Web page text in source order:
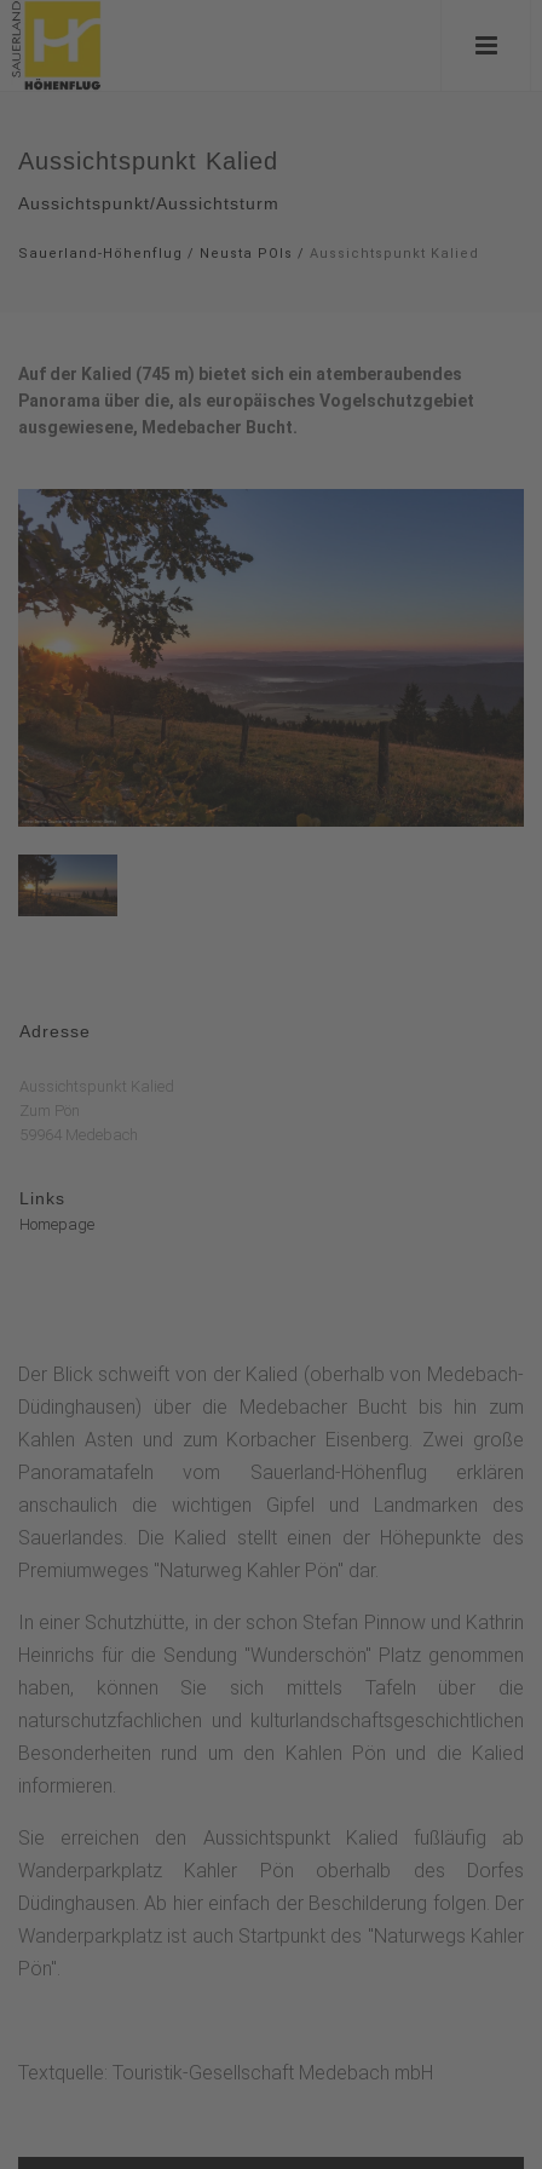
Aussichtspunkt Kalied
Aussichtspunkt/Aussichtsturm
Sauerland-Höhenflug / Neusta POIs / Aussichtspunkt Kalied
Auf der Kalied (745 m) bietet sich ein atemberaubendes
Panorama über die, als europäisches Vogelschutzgebiet
ausgewiesene, Medebacher Bucht.
Adresse
Aussichtspunkt Kalied
Zum Pön
59964 Medebach
Links
Homepage
Der Blick schweift von der Kalied (oberhalb von Medebach-
Düdinghausen) über die Medebacher Bucht bis hin zum
Kahlen Asten und zum Korbacher Eisenberg. Zwei große
Panoramatafeln vom Sauerland-Höhenflug erklären
anschaulich die wichtigen Gipfel und Landmarken des
Sauerlandes. Die Kalied stellt einen der Höhepunkte des
Premiumweges "Naturweg Kahler Pön" dar.
In einer Schutzhütte, in der schon Stefan Pinnow und Kathrin
Heinrichs für die Sendung "Wunderschön" Platz genommen
haben, können Sie sich mittels Tafeln über die
naturschutzfachlichen und kulturlandschaftsgeschichtlichen
Besonderheiten rund um den Kahlen Pön und die Kalied
informieren.
Sie erreichen den Aussichtspunkt Kalied fußläufig ab
Wanderparkplatz Kahler Pön oberhalb des Dorfes
Düdinghausen. Ab hier einfach der Beschilderung folgen. Der
Wanderparkplatz ist auch Startpunkt des "Naturwegs Kahler
Pön".
Textquelle: Touristik-Gesellschaft Medebach mbH